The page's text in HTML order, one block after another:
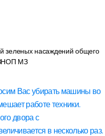
зеленых насаждений общего
МЗ
Вас убирать машины во
работе техники.
двора с
в несколько раз.